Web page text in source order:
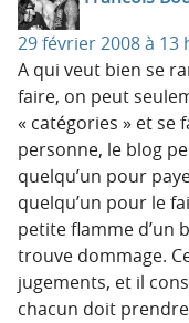
29 février 2008 à 13
A qui veut bien se
faire, on peut
« catégories » et se
personne, le blog
quelqu’un pour
quelqu’un pour le
petite flamme d’un
trouve dommage.
jugements, et il
chacun doit